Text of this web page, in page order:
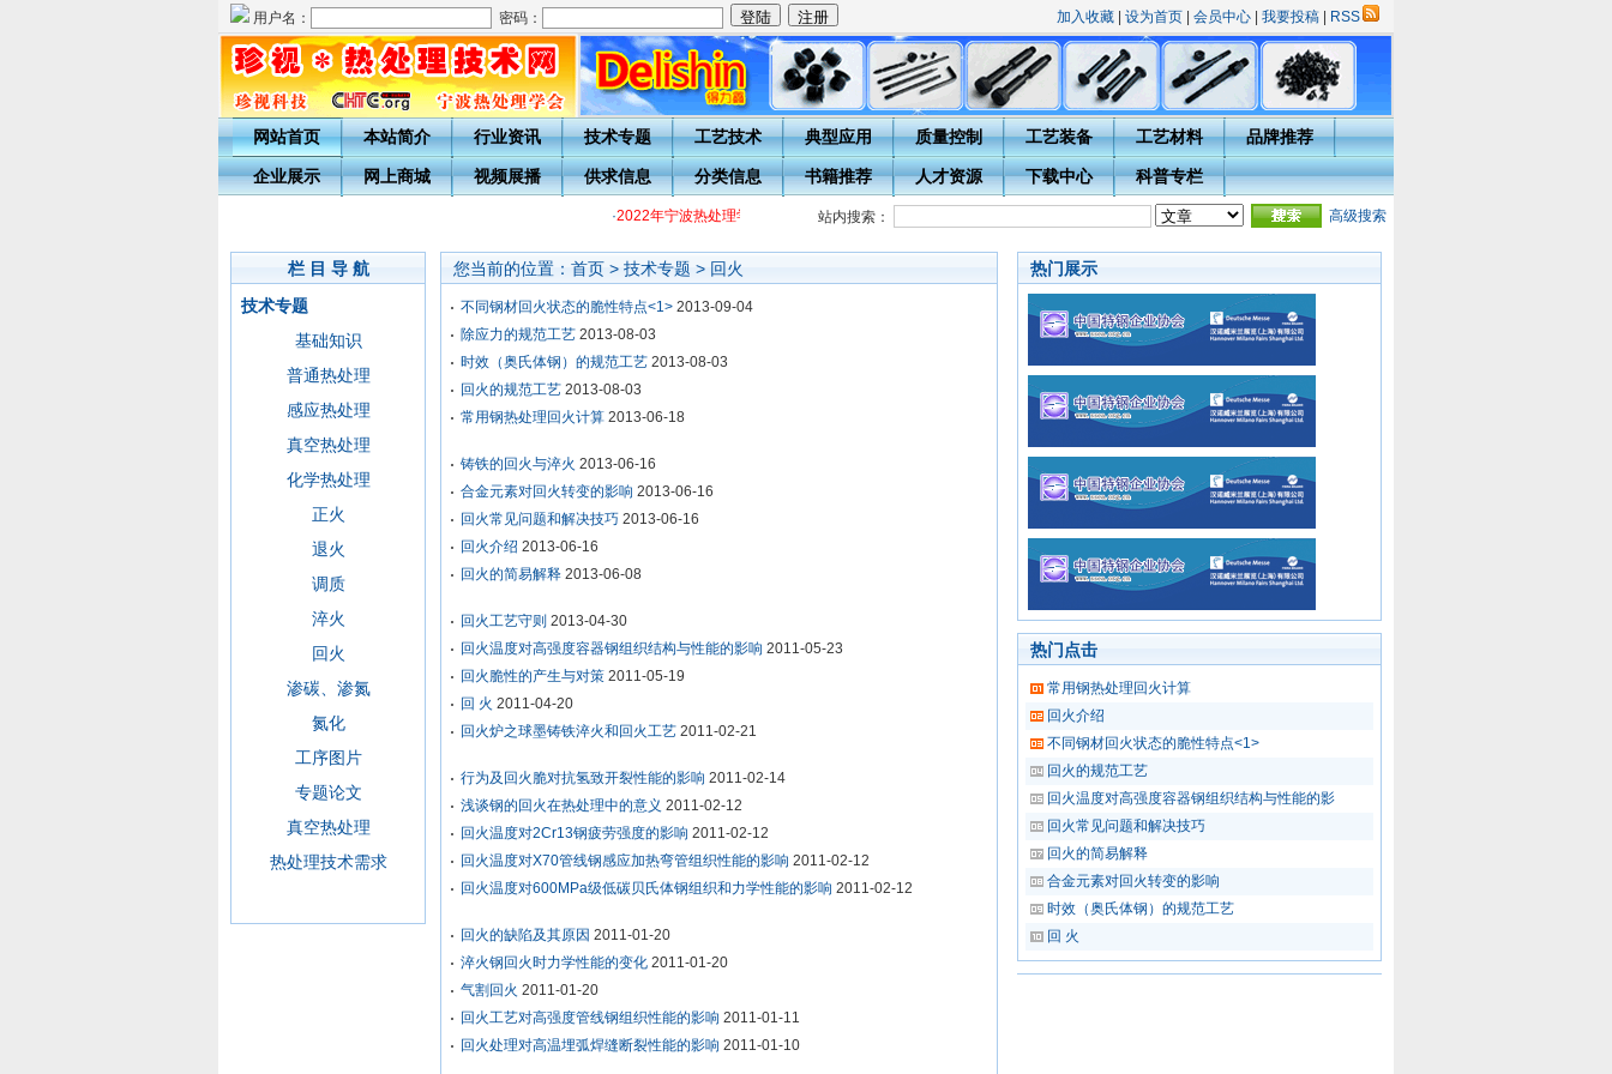
用户名： 密码： 加入收藏 设为首页 会员中心 我要投稿 RSS
网站首页 本站简介 行业资讯 技术专题 工艺技术 典型应用 质量控制 工艺装备 工艺材料 品牌推荐
企业展示 网上商城 视频展播 供求信息 分类信息 书籍推荐 人才资源 下载中心 科普专栏
2022年宁波热处理学会各级热处理工培训通知 关于开展20周年庆表彰评选活动的通知·热处理技术网投稿指南 ·宁波市热处理学会会员入会须知
站内搜索： 高级搜索
栏 目 导 航
技术专题
基础知识
普通热处理
感应热处理
真空热处理
化学热处理
正火
退火
调质
淬火
回火
渗碳、渗氮
氮化
工序图片
专题论文
真空热处理
热处理技术需求
您当前的位置： 首页 > 技术专题 > 回火
不同钢材回火状态的脆性特点<1> 2013-09-04
除应力的规范工艺 2013-08-03
时效（奥氏体钢）的规范工艺 2013-08-03
回火的规范工艺 2013-08-03
常用钢热处理回火计算 2013-06-18
铸铁的回火与淬火 2013-06-16
合金元素对回火转变的影响 2013-06-16
回火常见问题和解决技巧 2013-06-16
回火介绍 2013-06-16
回火的简易解释 2013-06-08
回火工艺守则 2013-04-30
回火温度对高强度容器钢组织结构与性能的影响 2011-05-23
回火脆性的产生与对策 2011-05-19
回 火 2011-04-20
回火炉之球墨铸铁淬火和回火工艺 2011-02-21
行为及回火脆对抗氢致开裂性能的影响 2011-02-14
浅谈钢的回火在热处理中的意义 2011-02-12
回火温度对2Cr13钢疲劳强度的影响 2011-02-12
回火温度对X70管线钢感应加热弯管组织性能的影响 2011-02-12
回火温度对600MPa级低碳贝氏体钢组织和力学性能的影响 2011-02-12
回火的缺陷及其原因 2011-01-20
淬火钢回火时力学性能的变化 2011-01-20
气割回火 2011-01-20
回火工艺对高强度管线钢组织性能的影响 2011-01-11
回火处理对高温埋弧焊缝断裂性能的影响 2011-01-10
热门展示
热门点击
常用钢热处理回火计算
回火介绍
不同钢材回火状态的脆性特点<1>
回火的规范工艺
回火温度对高强度容器钢组织结构与性能的影
回火常见问题和解决技巧
回火的简易解释
合金元素对回火转变的影响
时效（奥氏体钢）的规范工艺
回 火